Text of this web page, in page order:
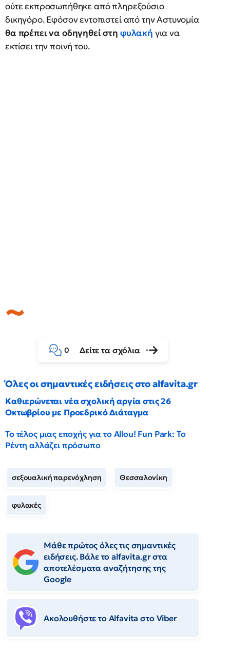
ούτε εκπροσωπήθηκε από πληρεξούσιο
δικηγόρο. Εφόσον εντοπιστεί από την Αστυνομία
θα πρέπει να οδηγηθεί στη φυλακή για να
εκτίσει την ποινή του.
0 Δείτε τα σχόλια
Όλες οι σημαντικές ειδήσεις στο alfavita.gr
Καθιερώνεται νέα σχολική αργία στις 26
Οκτωβρίου με Προεδρικό Διάταγμα
Το τέλος μιας εποχής για το Allou! Fun Park: Το
Ρέντη αλλάζει πρόσωπο
σεξουαλική παρενόχληση Θεσσαλονίκη
φυλακές
Μάθε πρώτος όλες τις σημαντικές
ειδήσεις. Βάλε το alfavita.gr στα
αποτελέσματα αναζήτησης της
Google
Ακολουθήστε το Αlfavita στο Viber